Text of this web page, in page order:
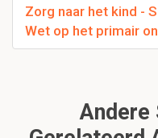
Zorg naar het kind -
Wet op het primair
Andere